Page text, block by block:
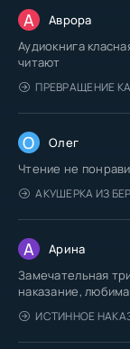
А Аврора
Аудиокнига
читают
ПРЕВРАЩЕНИЕ
О Олег
Чтение не
АКУШЕРКА ИЗ
А Арина
Замечательная
наказание,
ИСТИННОЕ